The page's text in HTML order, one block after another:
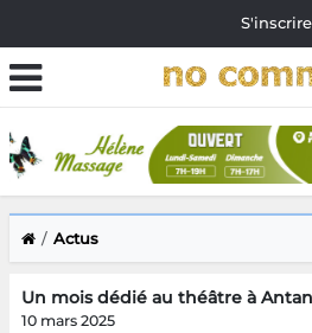
Actus
Un mois dédié au théâtre à
10 mars 2025